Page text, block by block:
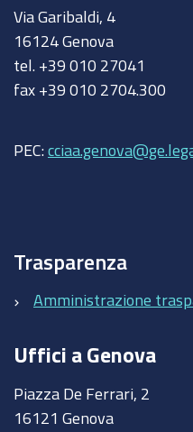
Via Garibaldi, 4
16124 Genova
tel. +39 010 27041
fax +39 010 2704.300
PEC:
Trasparenza
Amministrazione
Uffici a Genova
Piazza De Ferrari, 2
16121 Genova